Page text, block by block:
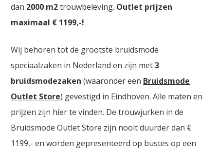
dan 2000 m2trouwbeleving. Outlet prijzen
maximaal € 1199,-!
Wij behoren tot de grootste bruidsmode
speciaalzaken in Nederland en zijn met3
bruidsmodezaken (waaronder een Bruidsmode
Outlet Store) gevestigd in Eindhoven. Alle maten en
prijzen zijn hier te vinden. De trouwjurken in de
Bruidsmode Outlet Store zijn nooit duurder dan €
1199,- en worden gepresenteerd op bustes op een